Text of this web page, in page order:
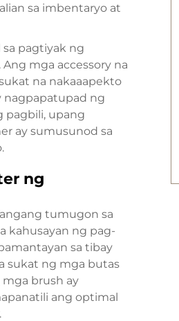
sa imbentaryo at
pagtiyak ng
mga accessory na
na nakaaapekto
nagpapatupad ng
pagbili, upang
ay sumusunod sa
ng
tumugon sa
kahusayan ng pag-
sa tibay
sukat ng mga butas
brush ay
ang optimal